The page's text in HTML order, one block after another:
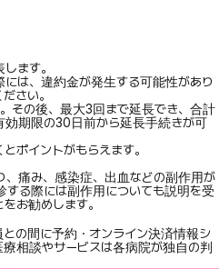
ます。
は、違約金が発生する可能性があり
さい。
その後、最大3回まで延長でき、合計
期限の30日前から延長手続きが可
ポイントがもらえます。
、痛み、感染症、出血などの副作用が
る際には副作用についても説明を受
お勧めします。
の間に予約・オンライン決済情報シ
相談やサービスは各病院が独自の判